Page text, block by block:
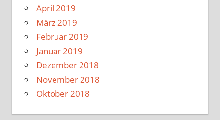
April 2019
März 2019
Februar 2019
Januar 2019
Dezember 2018
November 2018
Oktober 2018